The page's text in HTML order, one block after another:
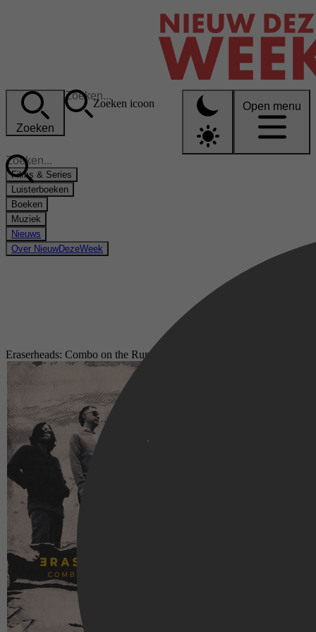
Zoeken
Zoeken icoon Open menu
Films & Series
Luisterboeken
Boeken
Muziek
Nieuws
Over NieuwDezeWeek
Eraserheads: Combo on the Run